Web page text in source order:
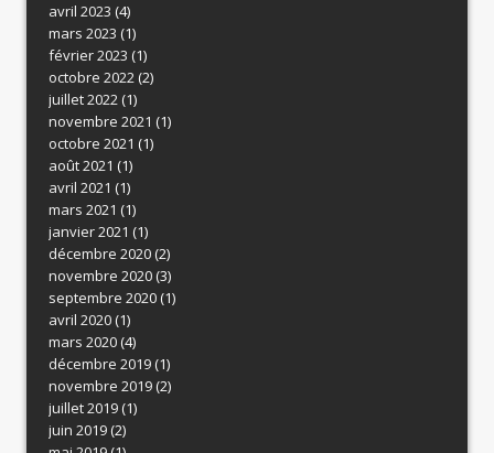
avril 2023 (4)
mars 2023 (1)
février 2023 (1)
octobre 2022(2)
juillet 2022(1)
novembre 2021 (1)
octobre 2021 (1)
août 2021 (1)
avril 2021 (1)
mars 2021 (1)
janvier 2021 (1)
décembre 2020(2)
novembre 2020(3)
septembre 2020(1)
avril 2020(1)
mars 2020(4)
décembre 2019(1)
novembre 2019(2)
juillet 2019(1)
juin 2019(2)